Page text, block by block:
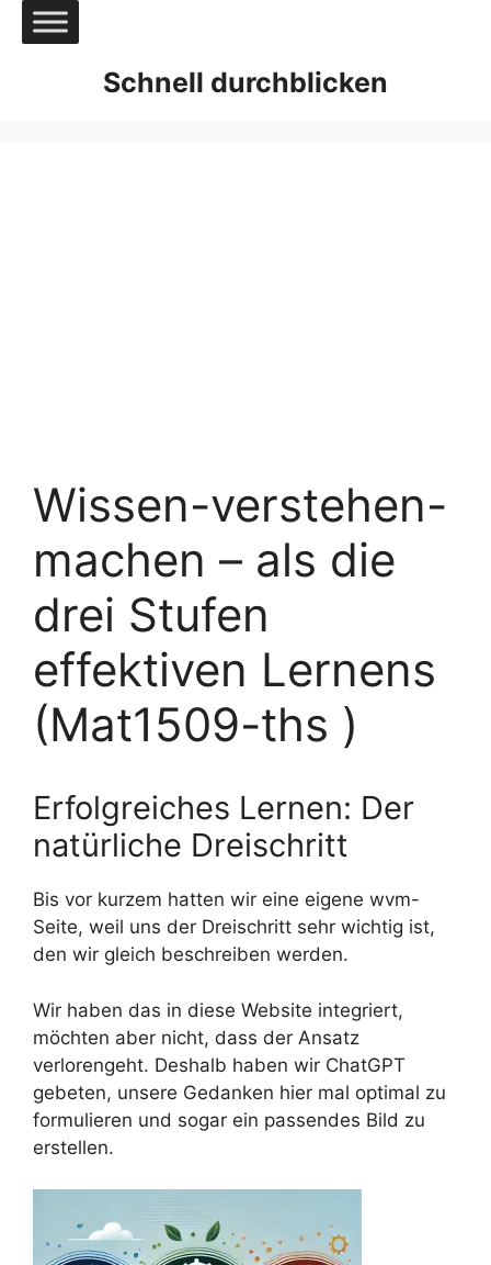
Zum
Inhalt
Schnell durchblicken
Wissen-verstehen-
machen – als die
drei Stufen
effektiven Lernens
(Mat1509-ths )
Erfolgreiches Lernen: Der
natürliche Dreischritt
Bis vor kurzem hatten wir eine eigene wvm-
Seite, weil uns der Dreischritt sehr wichtig ist,
den wir gleich beschreiben werden.
Wir haben das in diese Website integriert,
möchten aber nicht, dass der Ansatz
verlorengeht. Deshalb haben wir ChatGPT
gebeten, unsere Gedanken hier mal optimal zu
formulieren und sogar ein passendes Bild zu
erstellen.